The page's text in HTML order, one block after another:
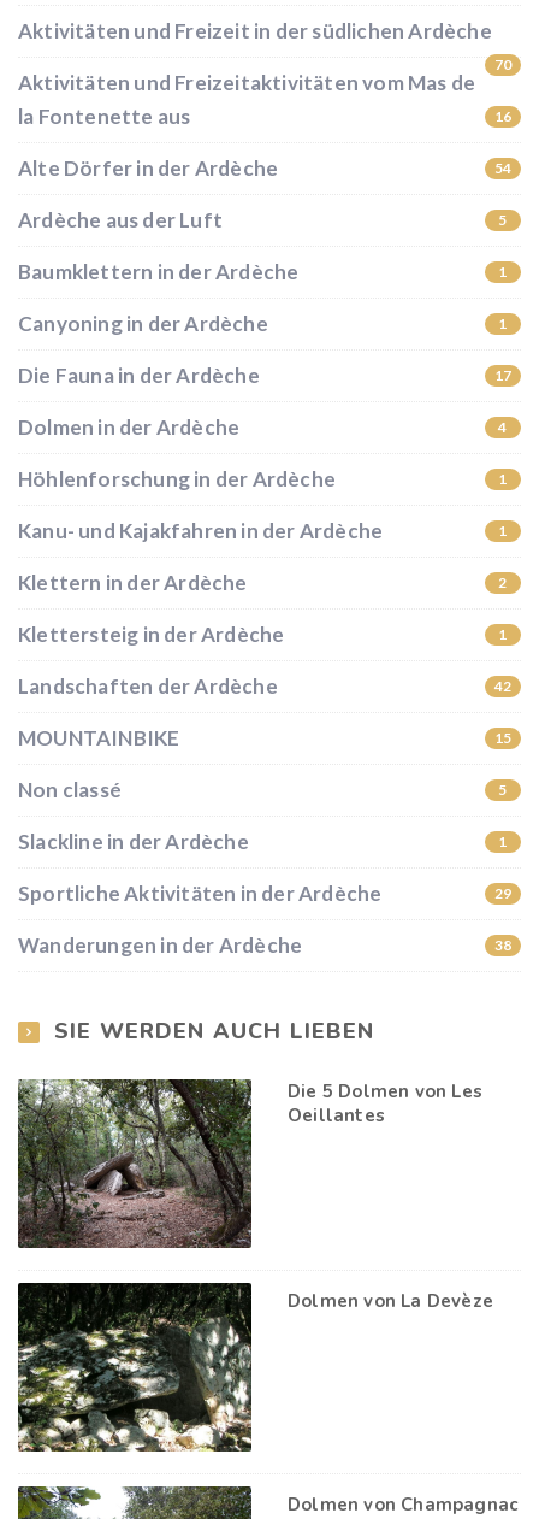
Aktivitäten und Freizeit in der südlichen Ardèche
70
Aktivitäten und Freizeitaktivitäten vom Mas de
la Fontenette aus
16
Alte Dörfer in der Ardèche 54
Ardèche aus der Luft 5
Baumklettern in der Ardèche 1
Canyoning in der Ardèche 1
Die Fauna in der Ardèche 17
Dolmen in der Ardèche 4
Höhlenforschung in der Ardèche 1
Kanu- und Kajakfahren in der Ardèche 1
Klettern in der Ardèche 2
Klettersteig in der Ardèche 1
Landschaften der Ardèche 42
MOUNTAINBIKE 15
Non classé 5
Slackline in der Ardèche 1
Sportliche Aktivitäten in der Ardèche 29
Wanderungen in der Ardèche 38
SIE WERDEN AUCH LIEBEN
Die 5 Dolmen von Les
Oeillantes
Dolmen von La Devèze
Dolmen von Champagnac